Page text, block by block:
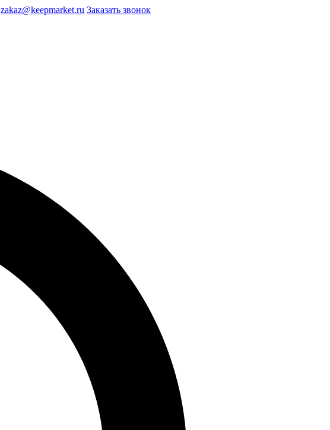
zakaz@keepmarket.ru Заказать звонок